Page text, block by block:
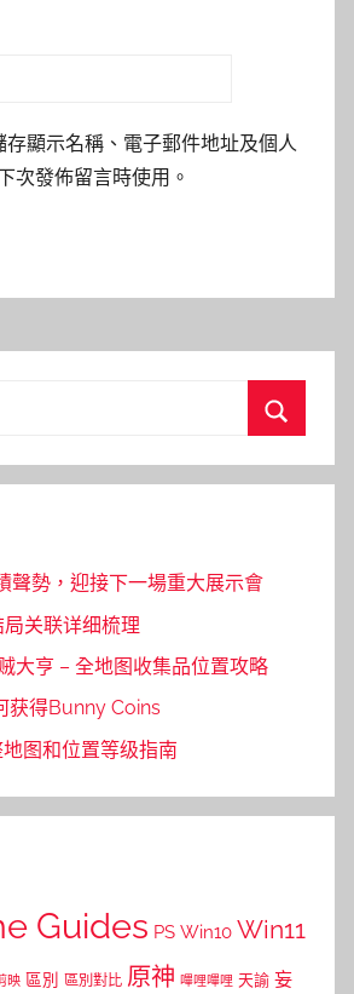
存顯示名稱、電子郵件地址及個人
次發佈留言時使用。
聲勢，迎接下一場重大展示會
关联详细梳理
大亨 – 全地图收集品位置攻略
获得Bunny Coins
图和位置等级指南
Guides PS Win10 Win11
映 區別 區別對比 原神 嗶哩嗶哩 天諭 妄